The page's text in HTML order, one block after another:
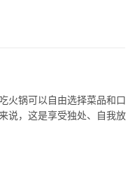
火锅可以自由选择菜品和口
说，这是享受独处、自我放